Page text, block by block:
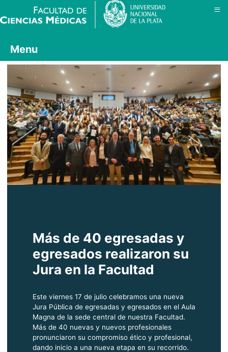
Más de 40 egresadas y
egresados realizaron su
Jura en la Facultad
Este viernes 17 de julio celebramos una nueva
Jura Pública de egresadas y egresados en el Aula
Magna de la sede central de nuestra Facultad.
Más de 40 nuevas y nuevos profesionales
pronunciaron su compromiso ético y profesional,
dando inicio a una nueva etapa en su recorrido.
Menu
≡